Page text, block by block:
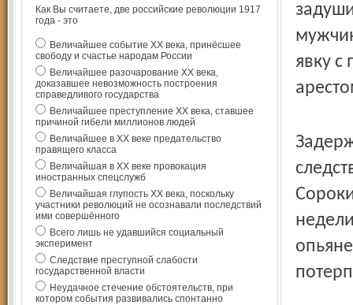
Как Вы считаете, две российские революции 1917
года - это
Величайшее событие ХХ века, принёсшее
свободу и счастье народам России
Величайшее разочарование ХХ века,
доказавшее невозможность построения
справедливого государства
Величайшее преступление ХХ века, ставшее
причиной гибели миллионов людей
Величайшее в ХХ веке предательство
правящего класса
Величайшая в ХХ веке провокация
иностранных спецслужб
Величайшая глупость ХХ века, поскольку
участники революций не осознавали последствий
ими совершённого
Всего лишь не удавшийся социальный
эксперимент
Следствие преступной слабости
государственной власти
Неудачное стечение обстоятельств, при
котором события развивались спонтанно
явку с